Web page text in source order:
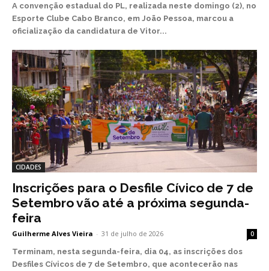
A convenção estadual do PL, realizada neste domingo (2), no
Esporte Clube Cabo Branco, em João Pessoa, marcou a
oficialização da candidatura de Vitor...
CIDADES
Inscrições para o Desfile Cívico de 7 de
Setembro vão até a próxima segunda-
feira
Guilherme Alves Vieira - 31 de julho de 2026 0
Terminam, nesta segunda-feira, dia 04, as inscrições dos
Desfiles Cívicos de 7 de Setembro, que acontecerão nas